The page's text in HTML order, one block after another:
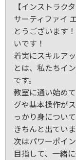
【インストラク
サーティファイ
とうございます
いです！
着実にスキルア
とは、私たちイ
です。
教室に通い始め
グや基本操作が
っかり身につい
きちんと出ていま
次はパワーポイ
目指して、一緒